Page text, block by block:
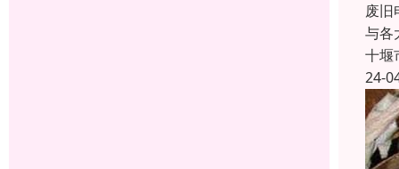
废旧
与各
十堰
24-